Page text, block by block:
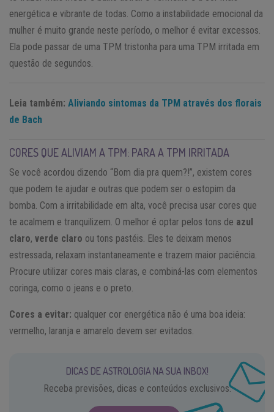
energética e vibrante de todas. Como a instabilidade emocional da
mulher é muito grande neste período, o melhor é evitar excessos.
Ela pode passar de uma TPM tristonha para uma TPM irritada em
questão de segundos.
Leia também: Aliviando sintomas da TPM através dos florais
de Bach
CORES QUE ALIVIAM A TPM: PARA A TPM IRRITADA
Se você acordou dizendo “Bom dia pra quem?!”, existem cores
que podem te ajudar e outras que podem ser o estopim da
bomba. Com a irritabilidade em alta, você precisa usar cores que
te acalmem e tranquilizem. O melhor é optar pelos tons de azul
claro, verde claro ou tons pastéis. Eles te deixam menos
estressada, relaxam instantaneamente e trazem maior paciência.
Procure utilizar cores mais claras, e combiná-las com elementos
coringa, como o jeans e o preto.
Cores a evitar: qualquer cor energética não é uma boa ideia:
vermelho, laranja e amarelo devem ser evitados.
DICAS DE ASTROLOGIA NA SUA INBOX!
Receba previsões, dicas e conteúdos exclusivos.